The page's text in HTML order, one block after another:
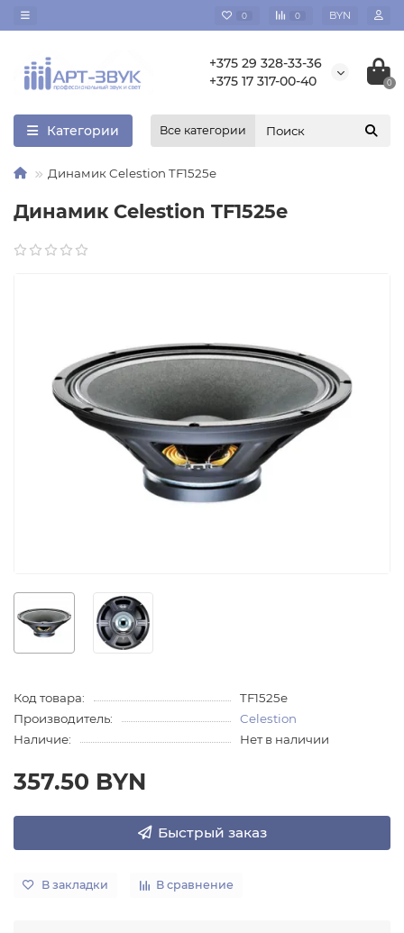
0 0 BYN
+375 29 328-33-36
+375 17 317-00-40
0
Категории Все категории
Динамик Celestion TF1525e
Динамик Celestion TF1525e
Код товара:
TF1525e
Производитель:
Celestion
Наличие:
Нет в наличии
357.50 BYN
Быстрый заказ
В закладки В сравнение